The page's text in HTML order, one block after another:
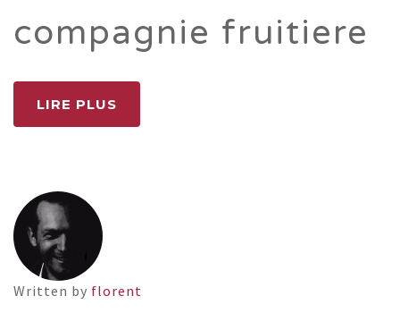
compagnie fruitiere
LIRE PLUS
Written by florent